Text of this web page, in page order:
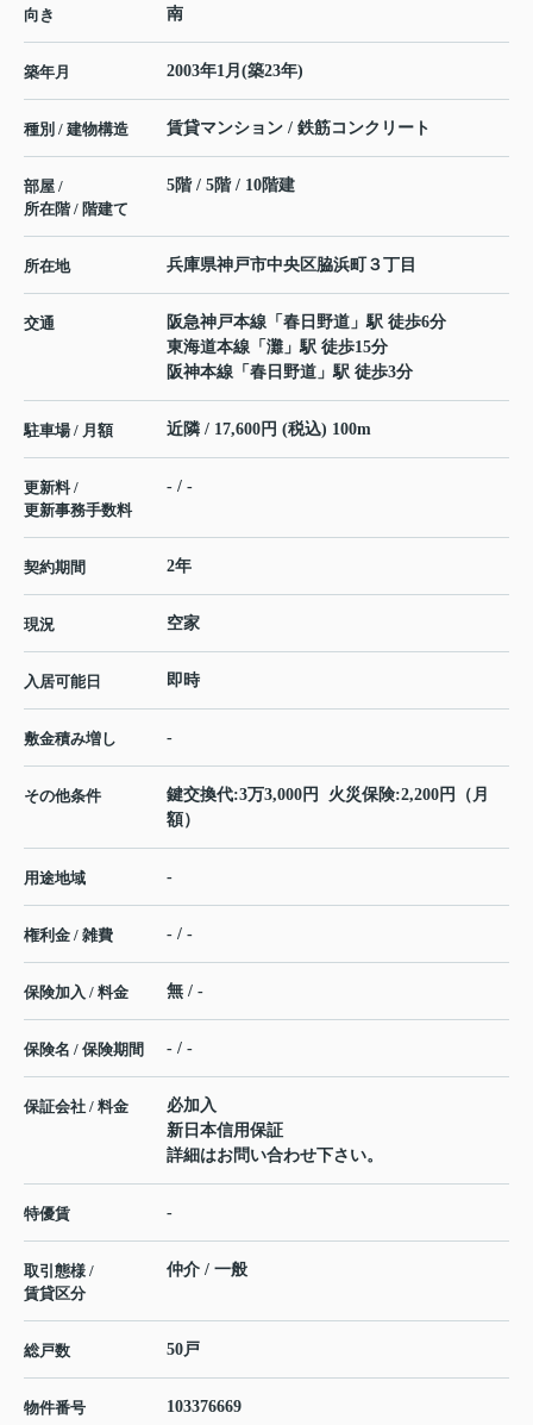
向き 南
築年月 2003年1月(築23年)
種別 / 建物構造 賃貸マンション / 鉄筋コンクリート
部屋 /
所在階 / 階建て
5階 / 5階 / 10階建
所在地 兵庫県神戸市中央区脇浜町 ３丁目
交通 阪急神戸本線 「 春日野道 」駅 徒歩6分
東海道本線 「 灘 」駅 徒歩15分
阪神本線 「 春日野道 」駅 徒歩3分
駐車場 / 月額 近隣 / 17,600円 (税込) 100m
更新料 /
更新事務手数料
- / -
契約期間 2年
現況 空家
入居可能日 即時
敷金積み増し -
その他条件
鍵交換代:3万3,000円 火災保険:2,200円（月
額）
用途地域 -
権利金 / 雑費 - / -
保険加入 / 料金 無 / -
保険名 / 保険期間 - / -
保証会社 / 料金
必加入
新日本信用保証
詳細はお問い合わせ下さい。
特優賃 -
取引態様 /
賃貸区分
仲介 / 一般
総戸数 50戸
物件番号 103376669